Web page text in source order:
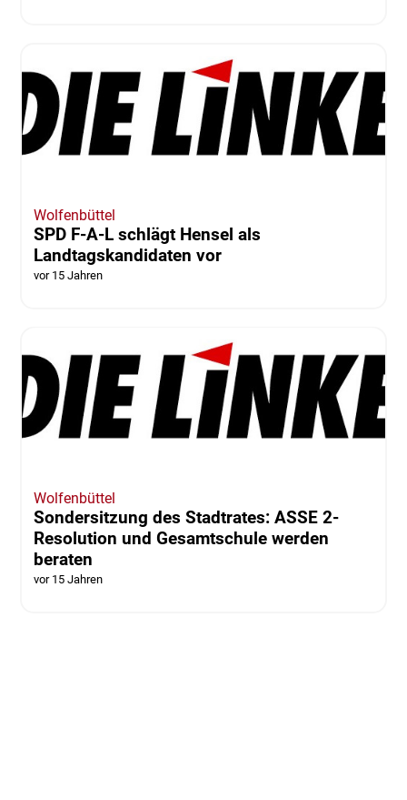
Wolfenbüttel
SPD F-A-L schlägt Hensel als
Landtagskandidaten vor
vor 15 Jahren
Wolfenbüttel
Sondersitzung des Stadtrates: ASSE 2-
Resolution und Gesamtschule werden
beraten
vor 15 Jahren